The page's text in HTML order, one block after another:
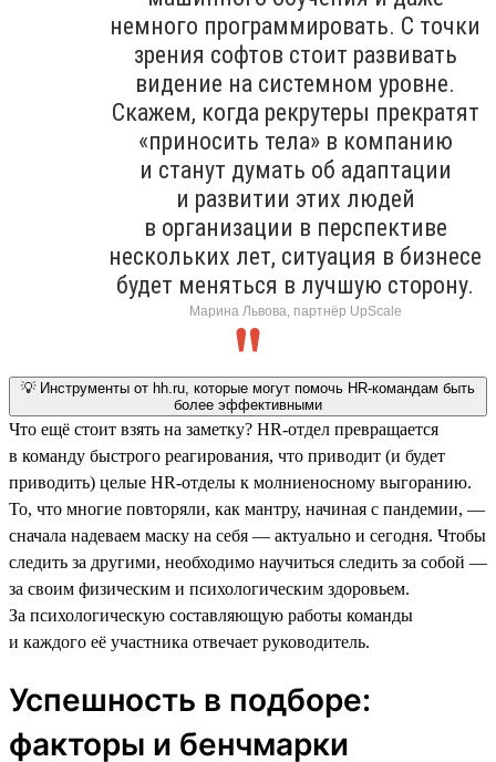
немного программировать. С точки
зрения софтов стоит развивать
видение на системном уровне.
Скажем, когда рекрутеры прекратят
«приносить тела» в компанию
и станут думать об адаптации
и развитии этих людей
в организации в перспективе
нескольких лет, ситуация в бизнесе
будет меняться в лучшую сторону.
Марина Львова, партнёр UpScale
💡 Инструменты от hh.ru, которые могут помочь HR-командам быть
более эффективными
Что ещё стоит взять на заметку? HR-отдел превращается
в команду быстрого реагирования, что приводит (и будет
приводить) целые HR-отделы к молниеносному выгоранию.
То, что многие повторяли, как мантру, начиная с пандемии, —
сначала надеваем маску на себя — актуально и сегодня. Чтобы
следить за другими, необходимо научиться следить за собой —
за своим физическим и психологическим здоровьем.
За психологическую составляющую работы команды
и каждого её участника отвечает руководитель.
Успешность в подборе:
факторы и бенчмарки